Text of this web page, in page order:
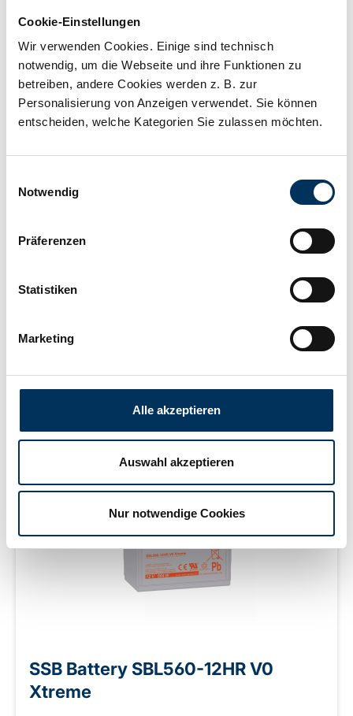
Cookie-Einstellungen
Wir verwenden Cookies. Einige sind technisch
notwendig, um die Webseite und ihre Funktionen zu
betreiben, andere Cookies werden z. B. zur
Personalisierung von Anzeigen verwendet. Sie können
entscheiden, welche Kategorien Sie zulassen möchten.
Notwendig
Präferenzen
Statistiken
Marketing
Alle akzeptieren
Auswahl akzeptieren
Nur notwendige Cookies
SSB Battery SBL440-12HR V0
Xtreme
Blei-Vlies-Akku (AGM) | OGiV | 12 V | 100 Ah (C10) |
1,6 V/Zelle) | verschlossen | wartungsfrei | >12 Jahre |
Maße: 339 × 173 × 220 mm | Anschl. F-M8 | Gewicht:
Lieferzeit 2-5 Werktage
SSB Battery SBL560-12HR V0
Xtreme